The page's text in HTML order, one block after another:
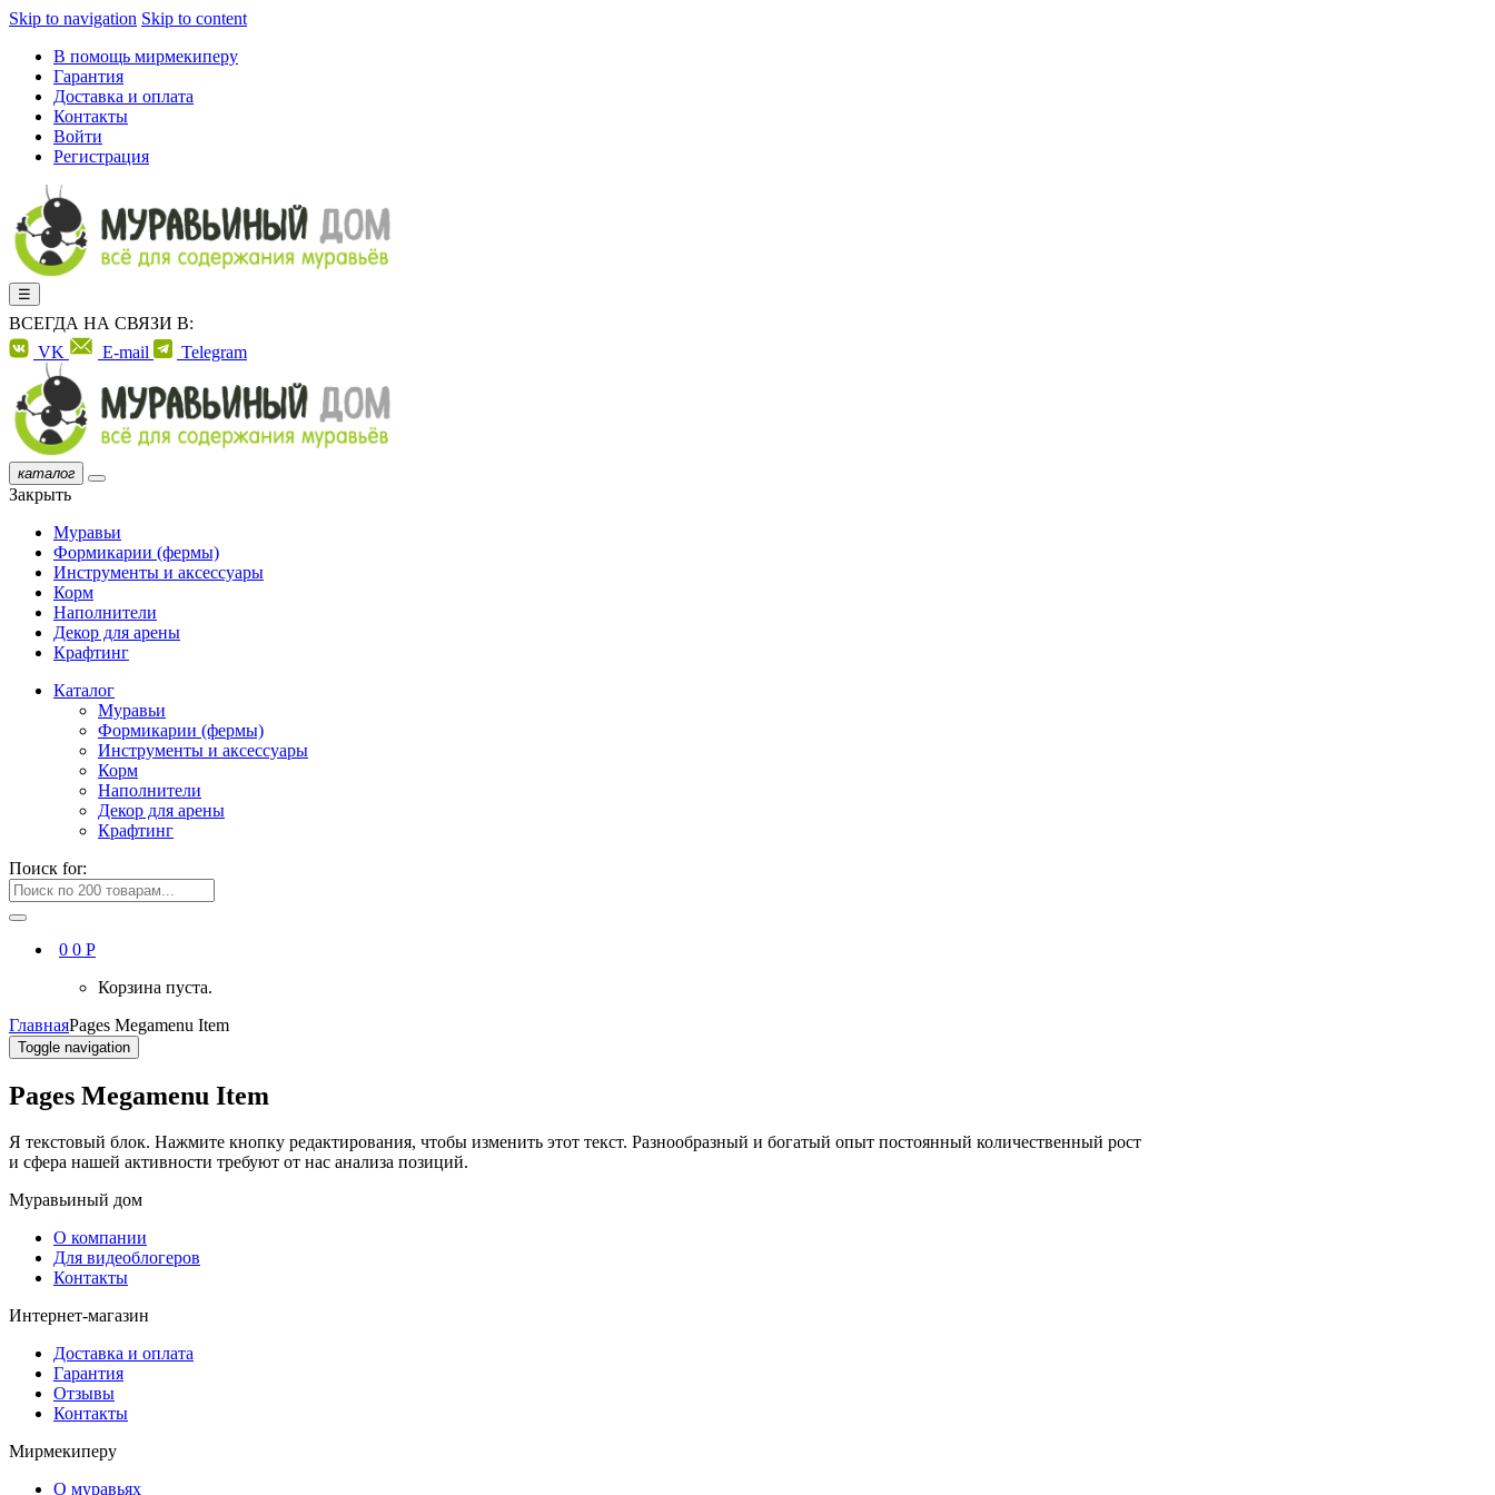
Skip to navigation Skip to content
В помощь мирмекиперу
Гарантия
Доставка и оплата
Контакты
Войти
Регистрация
☰
ВСЕГДА НА СВЯЗИ В:
VK
E-mail Telegram
каталог
Закрыть
Муравьи
Формикарии (фермы)
Инструменты и аксессуары
Корм
Наполнители
Декор для арены
Крафтинг
Каталог
Муравьи
Формикарии (фермы)
Инструменты и аксессуары
Корм
Наполнители
Декор для арены
Крафтинг
Поиск for:
0 0 Р
Корзина пуста.
ГлавнаяPages Megamenu Item
Toggle navigation
Pages Megamenu Item
Я текстовый блок. Нажмите кнопку редактирования, чтобы изменить этот текст. Разнообразный и богатый опыт постоянный количественный рост
и сфера нашей активности требуют от нас анализа позиций.
Муравьиный дом
О компании
Для видеоблогеров
Контакты
Интернет-магазин
Доставка и оплата
Гарантия
Отзывы
Контакты
Мирмекиперу
О муравьях